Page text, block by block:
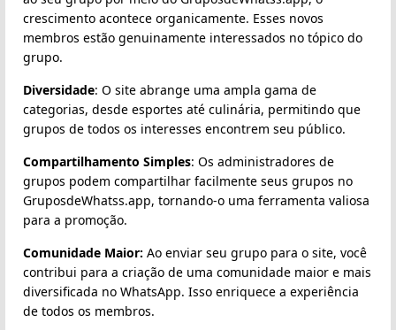
crescimento acontece organicamente. Esses novos
membros estão genuinamente interessados no tópico do
grupo.
Diversidade: O site abrange uma ampla gama de
categorias, desde esportes até culinária, permitindo que
grupos de todos os interesses encontrem seu público.
Compartilhamento Simples: Os administradores de
grupos podem compartilhar facilmente seus grupos no
GruposdeWhatss.app, tornando-o uma ferramenta valiosa
para a promoção.
Comunidade Maior: Ao enviar seu grupo para o site, você
contribui para a criação de uma comunidade maior e mais
diversificada no WhatsApp. Isso enriquece a experiência
de todos os membros.